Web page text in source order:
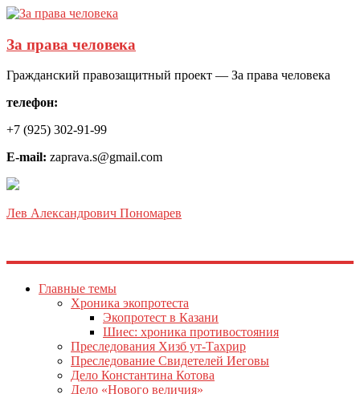
За права человека
Гражданский правозащитный проект — За права человека
телефон:
+7 (925) 302-91-99
E-mail: zaprava.s@gmail.com
Лев Александрович Пономарев
Главные темы
Хроника экопротеста
Экопротест в Казани
Шиес: хроника противостояния
Преследования Хизб ут-Тахрир
Преследование Свидетелей Иеговы
Дело Константина Котова
Дело «Нового величия»